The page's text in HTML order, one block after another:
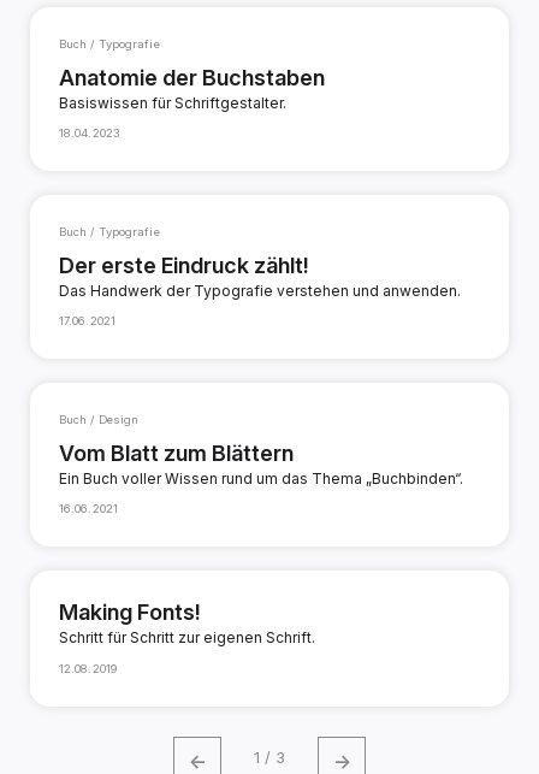
Buch / Typografie
Anatomie der Buchstaben
Basiswissen für Schriftgestalter.
18.04.2023
Buch / Typografie
Der erste Eindruck zählt!
Das Handwerk der Typografie verstehen und anwenden.
17.06.2021
Buch / Design
Vom Blatt zum Blättern
Ein Buch voller Wissen rund um das Thema „Buchbinden“.
16.06.2021
Making Fonts!
Schritt für Schritt zur eigenen Schrift.
12.08.2019
← 1 / 3 →